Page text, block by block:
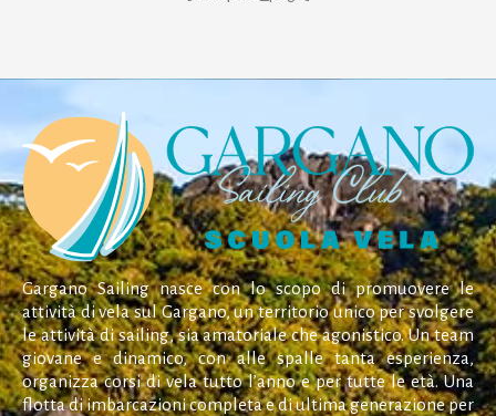
Gargano Sailing nasce con lo scopo di promuovere le
attività di vela sul Gargano, un territorio unico per svolgere
le attività di sailing, sia amatoriale che agonistico. Un team
giovane e dinamico, con alle spalle tanta esperienza,
organizza corsi di vela tutto l’anno e per tutte le età. Una
flotta di imbarcazioni completa e di ultima generazione per